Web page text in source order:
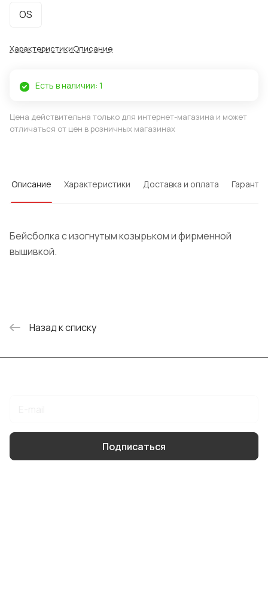
OS
ХарактеристикиОписание
Есть в наличии: 1
Цена действительна только для интернет-магазина и может
отличаться от цен в розничных магазинах
Описание Характеристики Доставка и оплата
Бейсболка с изогнутым козырьком и фирменной
вышивкой.
Назад к списку
Подписаться